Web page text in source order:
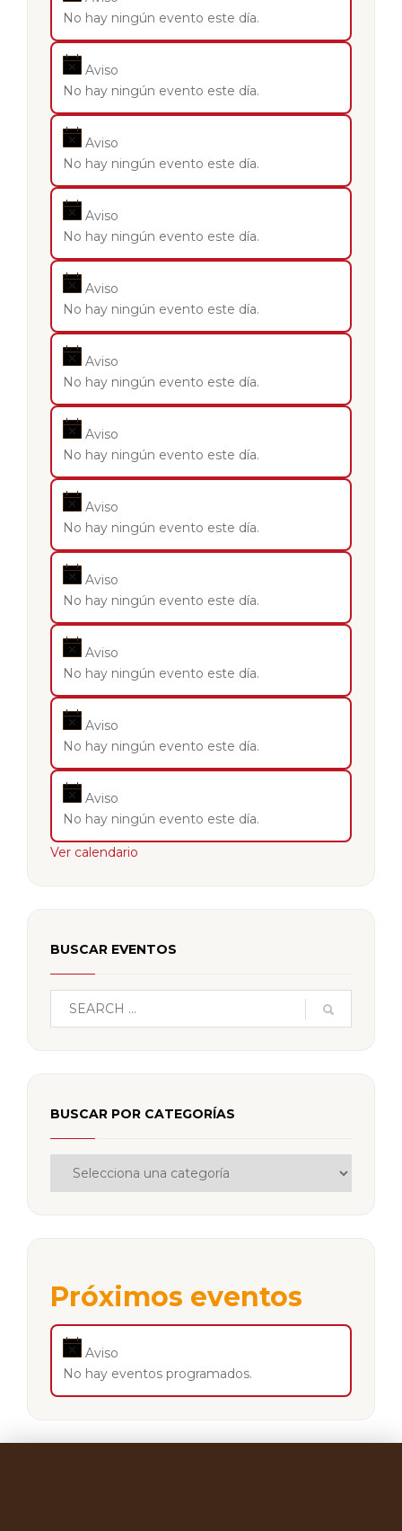
No hay ningún evento este día.
Aviso
No hay ningún evento este día.
Aviso
No hay ningún evento este día.
Aviso
No hay ningún evento este día.
Aviso
No hay ningún evento este día.
Aviso
No hay ningún evento este día.
Aviso
No hay ningún evento este día.
Aviso
No hay ningún evento este día.
Aviso
No hay ningún evento este día.
Aviso
No hay ningún evento este día.
Aviso
No hay ningún evento este día.
Aviso
No hay ningún evento este día.
Ver calendario
BUSCAR EVENTOS
BUSCAR POR CATEGORÍAS
Próximos eventos
Aviso
No hay eventos programados.